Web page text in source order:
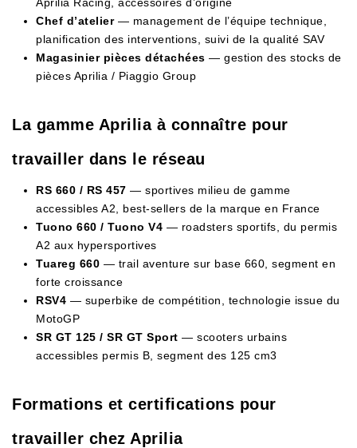
Chef d’atelier— management de l’équipe technique,
planification des interventions, suivi de la qualité SAV
Magasinier pièces détachées — gestion des stocks de
pièces Aprilia / Piaggio Group
La gamme Aprilia à connaître pour
travailler dans le réseau
RS 660 / RS 457 — sportives milieu de gamme
accessibles A2, best-sellers de la marque en France
Tuono 660 / Tuono V4 — roadsters sportifs, du permis
A2 aux hypersportives
Tuareg 660 — trail aventure sur base 660, segment en
forte croissance
RSV4 — superbike de compétition, technologie issue du
MotoGP
SR GT 125 / SR GT Sport — scooters urbains
accessibles permis B, segment des 125 cm3
Formations et certifications pour
travailler chez Aprilia